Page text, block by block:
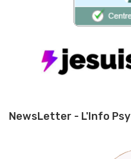
NewsLetter - L'Info Psy